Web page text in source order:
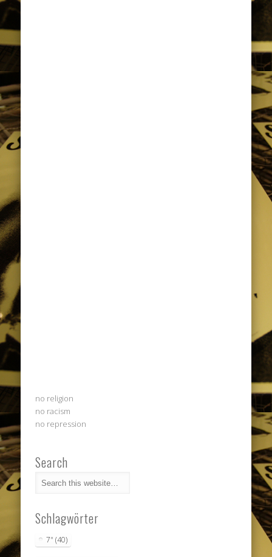
no religion
no racism
no repression
Search
Schlagwörter
7" (40)